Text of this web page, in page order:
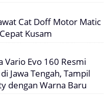
Cat Doff Motor Matic
Kusam
Vario Evo 160 Resmi
Jawa Tengah, Tampil
dengan Warna Baru